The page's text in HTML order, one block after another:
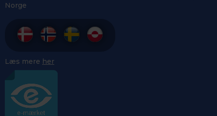
Norge
Læs mere her